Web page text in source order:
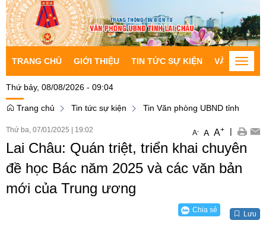
TRANG CHỦ GIỚI THIỆU TIN TỨC SỰ KIỆN VĂN BẢNToggle
Thứ bảy, 08/08/2026 - 09:04
Trang chủ Tin tức sự kiện Tin Văn phòng UBND tỉnh
Thứ ba, 07/01/2025 19:02 A- A A+ |
Lai Châu: Quán triệt, triển khai chuyên
đề học Bác năm 2025 và các văn bản
mới của Trung ương
Chia sẻ Lưu